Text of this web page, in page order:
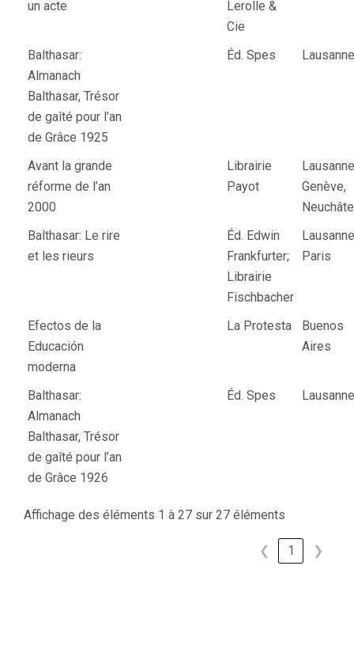
un acte
Lerolle &
Cie
Balthasar:
Almanach
Balthasar, Trésor
de gaîté pour l’an
de Grâce 1925
Éd. Spes Lausanne
Avant la grande
réforme de l’an
2000
Librairie
Payot
Genève,
Balthasar: Le rire
et les rieurs
Éd. Edwin
Frankfurter;
Librairie
Fischbacher
Paris
Efectos de la
Educación
moderna
La Protesta
Buenos
Aires
Balthasar:
Almanach
Balthasar, Trésor
de gaîté pour l’an
de Grâce 1926
Éd. Spes Lausanne
Affichage des éléments 1 à 27 sur 27 éléments
❮ 1 ❯